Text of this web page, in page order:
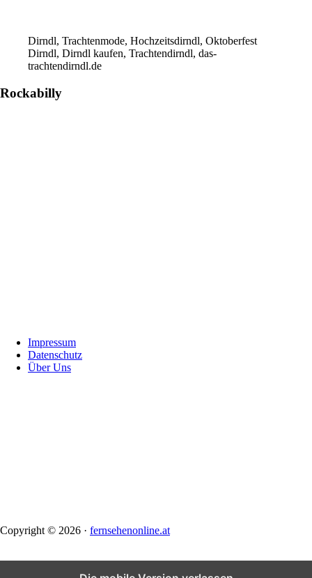
Dirndl, Trachtenmode, Hochzeitsdirndl, Oktoberfest
Dirndl, Dirndl kaufen, Trachtendirndl, das-
trachtendirndl.de
Rockabilly
FooterImpressum
Datenschutz
Über Uns
Copyright © 2026 · fernsehenonline.at